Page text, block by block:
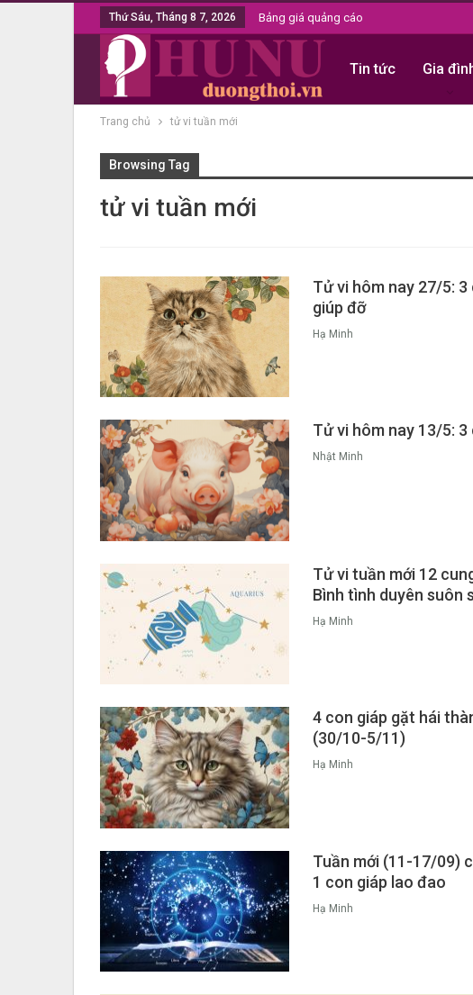
Thứ Sáu, Tháng 8 7, 2026 Bảng giá quảng cáo
Tin tức Gia
Trang chủ tử vi tuần mới
Browsing Tag
tử vi tuần mới
Tử vi hôm nay 27/5:
giúp đỡ
Hạ Minh
Tử vi hôm nay 13/5:
Nhật Minh
Tử vi tuần mới 12
Bình tình duyên suôn
Hạ Minh
4 con giáp gặt hái
(30/10-5/11)
Hạ Minh
Tuần mới (11-17/09)
1 con giáp lao đao
Hạ Minh